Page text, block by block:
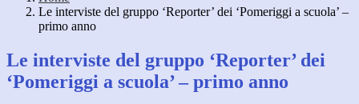
Le interviste del gruppo ‘Reporter’ dei ‘Pomeriggi a scuola’ –
primo anno
Le interviste del gruppo ‘Reporter’ dei
‘Pomeriggi a scuola’ – primo anno